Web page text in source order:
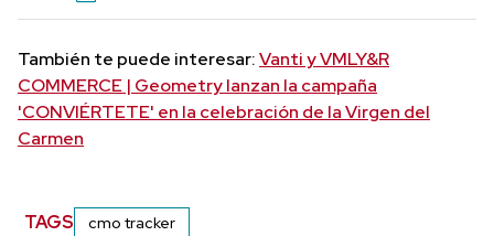
También te puede interesar:Vanti y VMLY&R
COMMERCE | Geometry lanzan la campaña
'CONVIÉRTETE' en la celebración de la Virgen del
Carmen
TAGS cmo tracker